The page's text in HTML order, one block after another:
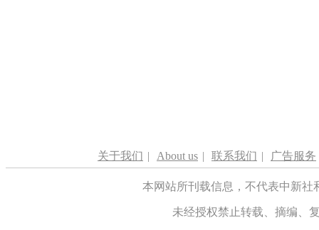
关于我们 | About us | 联系我们 | 广告服务
本网站所刊载信息，不代表中新
未经授权禁止转载、摘编、